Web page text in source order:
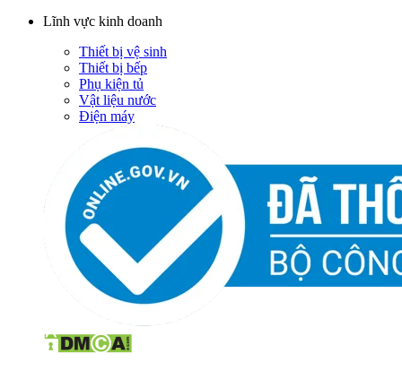
Lĩnh vực kinh doanh
Thiết bị vệ sinh
Thiết bị bếp
Phụ kiện tủ
Vật liệu nước
Điện máy